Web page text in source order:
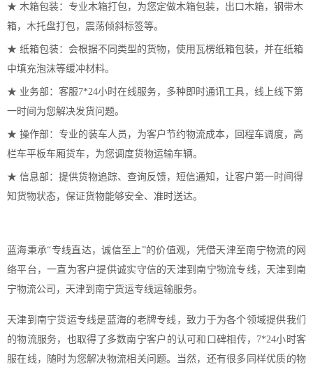
★ 木箱包装：专业木箱打包，为您定做木箱包装，出口木箱，钢带木
箱，木托盘打包，震荡倾斜标签等。
★ 纸箱包装：会根据不同类型的货物，使用瓦楞纸箱包装，并在纸箱
中填充泡沫等缓冲材料。
★ 业务部：客服7*24小时在线服务，多种即时通讯工具，线上线下第
一时间为您解决发货问题。
★ 操作部：专业的装车人员，为客户节约物流成本，回程车调度，高
栏车平板车厢货车，为您调度货物运输车辆。
★ 信息部：提供货物追踪、查询反馈，短信通知，让客户第一时间得
知货物状态，保证货物能够安全、准时送达。
蓝海秉承“专线直达，诚信至上”的价值观，凭借天津至南宁物流的网
络平台，一直为客户提供诚实守信的天津到南宁物流专线，天津到南
宁物流公司，天津到南宁货运专线运输服务。
天津到南宁货运专线是蓝海的老牌专线，致力于为各个领域提供我们
的物流服务，也取得了多数南宁客户的认可和口碑相传，7*24小时客
服在线，随时为您解决物流相关问题。当然，还有很多同样优质的物